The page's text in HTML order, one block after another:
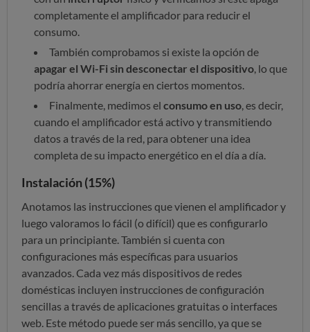
completamente el amplificador para reducir el
consumo.
También comprobamos si existe la opción de
apagar el Wi-Fi sin desconectar el dispositivo, lo que
podría ahorrar energía en ciertos momentos.
Finalmente, medimos el consumo en uso, es decir,
cuando el amplificador está activo y transmitiendo
datos a través de la red, para obtener una idea
completa de su impacto energético en el día a día.
Instalación (15%)
Anotamos las instrucciones que vienen el amplificador y
luego valoramos lo fácil (o difícil) que es configurarlo
para un principiante. También si cuenta con
configuraciones más específicas para usuarios
avanzados. Cada vez más dispositivos de redes
domésticas incluyen instrucciones de configuración
sencillas a través de aplicaciones gratuitas o interfaces
web. Este método puede ser más sencillo, ya que se